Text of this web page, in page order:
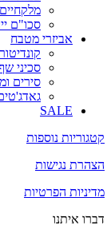
מלקחיים
סכו"ם
אביזרי מטבח
סכיני
סירים
SALE
קטגוריות נוספות
הצהרת נגישות
מדיניות הפרטיות
דברו איתנו